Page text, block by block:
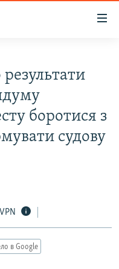
боротися з
судову
в Google